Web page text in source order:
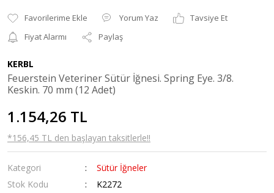
Yorum Yaz
Tavsiye Et
Fiyat Alarmı
Paylaş
KERBL
Feuerstein Veteriner Sütür İğnesi. Spring Eye. 3/8.
Keskin. 70 mm (12 Adet)
1.154,26 TL
*156,45 TL den başlayan taksitlerle!!
Kategori
Sütür İğneler
Stok Kodu
K2272